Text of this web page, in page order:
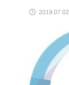
2019.07.02